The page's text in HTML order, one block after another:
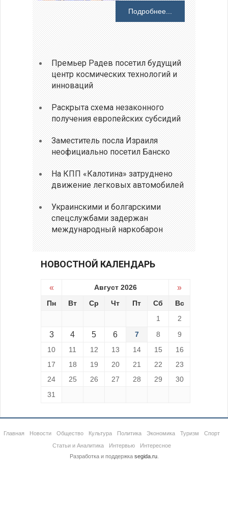
Подробнее...
Премьер Радев посетил будущий
центр космических технологий и
инноваций
Раскрыта схема незаконного
получения европейских субсидий
Заместитель посла Израиля
неофициально посетил Банско
На КПП «Калотина» затруднено
движение легковых автомобилей
Украинскими и болгарскими
спецслужбами задержан
международный наркобарон
НОВОСТНОЙ КАЛЕНДАРЬ
« Август 2026 »
Пн Вт Ср Чт Пт Сб
Вс
1
2
3 4 5 6 7 8
9
10
11 12 13 14 15
16
17
18 19 20 21 22
23
24
25 26 27 28 29
30
31
Главная Новости Общество Культура Политика Экономика Туризм
Спорт
Статьи и Аналитика
Интервью
Интересное
Разработка и поддержка segida.ru.